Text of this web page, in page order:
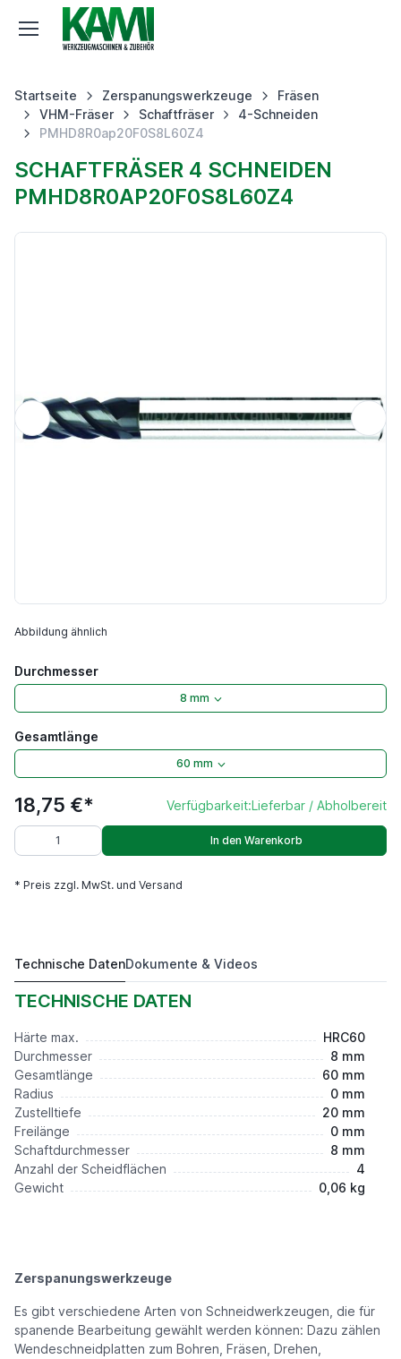
Startseite Zerspanungswerkzeuge
Fräsen
VHM-Fräser
Schaftfräser
4-Schneiden
PMHD8R0ap20F0S8L60Z4
SCHAFTFRÄSER 4 SCHNEIDEN
PMHD8R0AP20F0S8L60Z4
Abbildung ähnlich
Durchmesser
8 mm
Gesamtlänge
60 mm
18,75 €* Verfügbarkeit:Lieferbar / Abholbereit
In den Warenkorb
* Preis zzgl. MwSt. und Versand
PMHD8R0ap20F0S8L60Z4
18,75 €*
Technische DatenDokumente & Videos
TECHNISCHE DATEN
Härte max.
HRC60
Durchmesser
8 mm
Gesamtlänge
60 mm
Radius
0 mm
Zustelltiefe
20 mm
Freilänge
0 mm
Schaftdurchmesser
8 mm
Anzahl der Scheidflächen
4
Gewicht
0,06 kg
Zerspanungswerkzeuge
Es gibt verschiedene Arten von Schneidwerkzeugen, die für
spanende Bearbeitung gewählt werden können: Dazu zählen
Wendeschneidplatten zum Bohren, Fräsen, Drehen,